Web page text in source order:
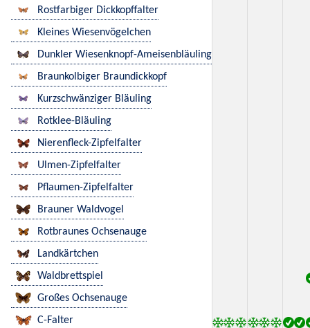
Rostfarbiger Dickkopffalter
Kleines Wiesenvögelchen
Dunkler Wiesenknopf-Ameisenbläuling
Braunkolbiger Braundickkopf
Kurzschwänziger Bläuling
Rotklee-Bläuling
Nierenfleck-Zipfelfalter
Ulmen-Zipfelfalter
Pflaumen-Zipfelfalter
Brauner Waldvogel
Rotbraunes Ochsenauge
Landkärtchen
Waldbrettspiel
Großes Ochsenauge
C-Falter